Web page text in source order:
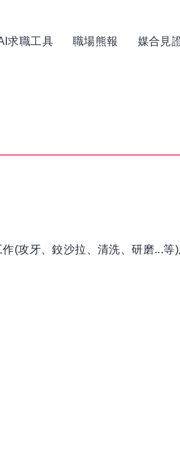
求職工具 職場熊報 媒合見
(攻牙、鉸沙拉、清洗、研磨...等